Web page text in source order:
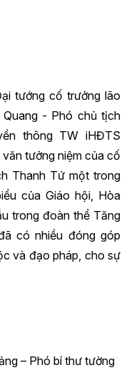
tướng cố trưởng lão
Quang - Phó chủ tịch
thông TW iHĐTS
tưởng niệm của cố
Thanh Tứ một trong
của Giáo hội, Hòa
trong đoàn thể Tăng
có nhiều đóng góp
và đạo pháp, cho sự
– Phó bí thư tường